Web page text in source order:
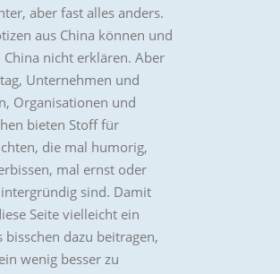
aber fast alles anders.
aus China können und
nicht erklären. Aber
Unternehmen und
Organisationen und
bieten Stoff für
die mal humorig,
mal ernst oder
sind. Damit
Seite vielleicht ein
bisschen dazu beitragen,
wenig besser zu